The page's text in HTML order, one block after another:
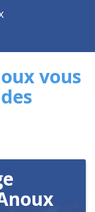
vous